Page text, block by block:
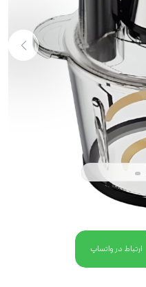
ارتباط در واتساپ